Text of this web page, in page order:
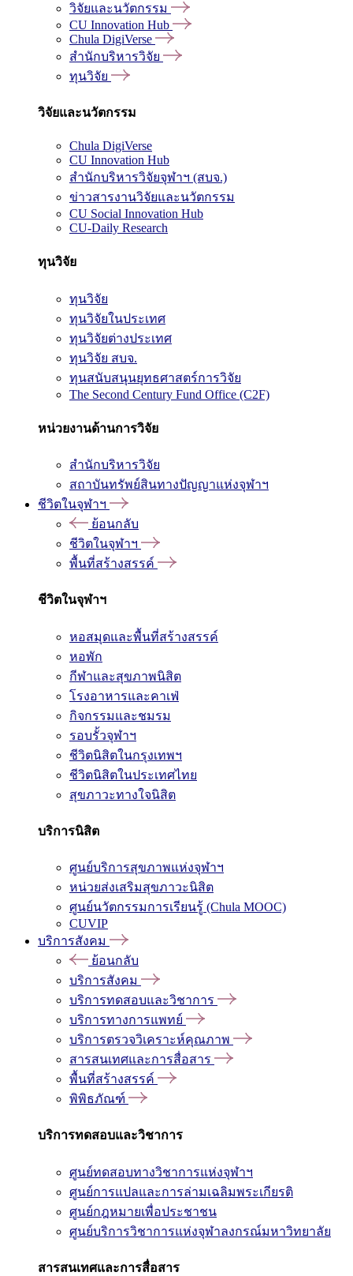
วิจัยและนวัตกรรม
CU Innovation Hub
Chula DigiVerse
สำนักบริหารวิจัย
ทุนวิจัย
วิจัยและนวัตกรรม
Chula DigiVerse
CU Innovation Hub
สำนักบริหารวิจัยจุฬาฯ (สบจ.)
ข่าวสารงานวิจัยและนวัตกรรม
CU Social Innovation Hub
CU-Daily Research
ทุนวิจัย
ทุนวิจัย
ทุนวิจัยในประเทศ
ทุนวิจัยต่างประเทศ
ทุนวิจัย สบจ.
ทุนสนับสนุนยุทธศาสตร์การวิจัย
The Second Century Fund Office (C2F)
หน่วยงานด้านการวิจัย
สำนักบริหารวิจัย
สถาบันทรัพย์สินทางปัญญาแห่งจุฬาฯ
ชีวิตในจุฬาฯ
ย้อนกลับ
ชีวิตในจุฬาฯ
พื้นที่สร้างสรรค์
ชีวิตในจุฬาฯ
หอสมุดและพื้นที่สร้างสรรค์
หอพัก
กีฬาและสุขภาพนิสิต
โรงอาหารและคาเฟ่
กิจกรรมและชมรม
รอบรั้วจุฬาฯ
ชีวิตนิสิตในกรุงเทพฯ
ชีวิตนิสิตในประเทศไทย
สุขภาวะทางใจนิสิต
บริการนิสิต
ศูนย์บริการสุขภาพแห่งจุฬาฯ
หน่วยส่งเสริมสุขภาวะนิสิต
ศูนย์นวัตกรรมการเรียนรู้ (Chula MOOC)
CUVIP
บริการสังคม
ย้อนกลับ
บริการสังคม
บริการทดสอบและวิชาการ
บริการทางการแพทย์
บริการตรวจวิเคราะห์คุณภาพ
สารสนเทศและการสื่อสาร
พื้นที่สร้างสรรค์
พิพิธภัณฑ์
บริการทดสอบและวิชาการ
ศูนย์ทดสอบทางวิชาการแห่งจุฬาฯ
ศูนย์การแปลและการล่ามเฉลิมพระเกียรติ
ศูนย์กฎหมายเพื่อประชาชน
ศูนย์บริการวิชาการแห่งจุฬาลงกรณ์มหาวิทยาลัย
สารสนเทศและการสื่อสาร